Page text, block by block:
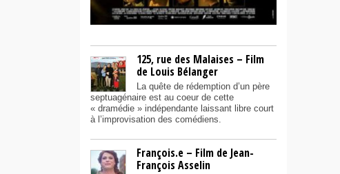
125, rue des Malaises – Film
de Louis Bélanger
La quête de rédemption d’un père
septuagénaire est au coeur de cette
« dramédie » indépendante laissant libre court
à l’improvisation des comédiens.
François.e – Film de Jean-
François Asselin